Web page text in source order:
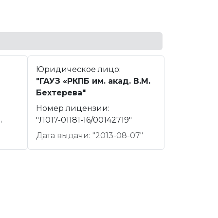
Юридическое лицо:
"ГАУЗ «РКПБ им. акад. В.М.
Бехтерева"
Номер лицензии:
"Л017-01181-16/00142719"
Дата выдачи: "2013-08-07"